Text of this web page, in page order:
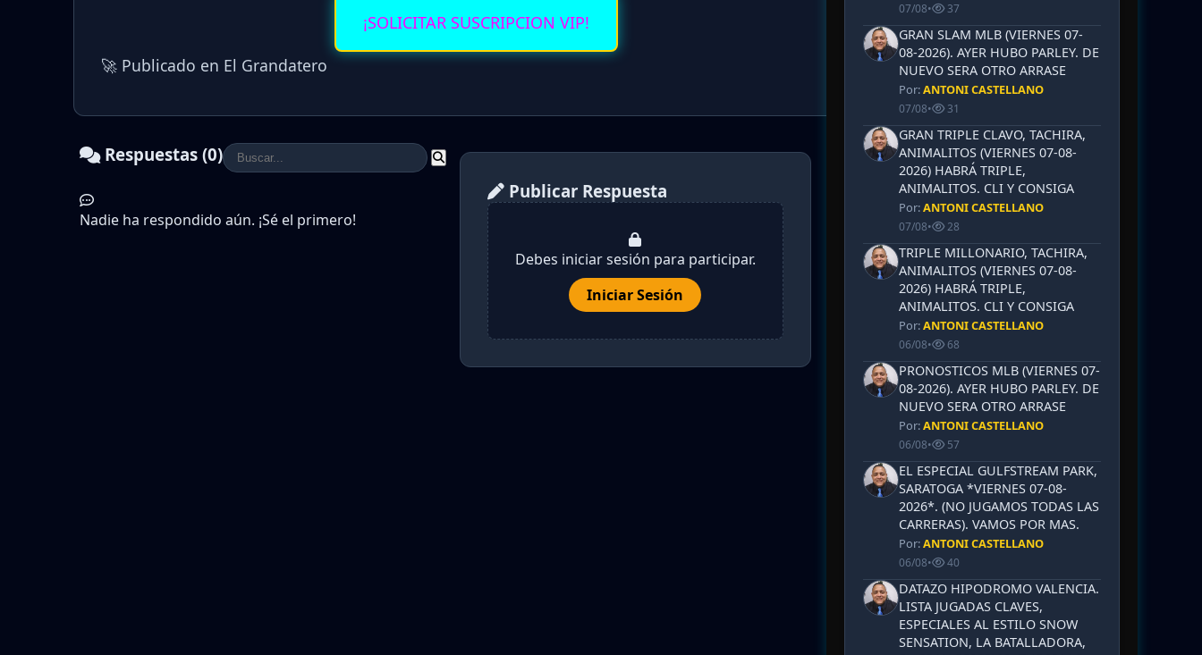
¡SOLICITAR SUSCRIPCION VIP!
🚀 Publicado en El Grandatero
Respuestas (0)
Nadie ha respondido aún. ¡Sé el primero!
Publicar Respuesta
Debes iniciar sesión para participar.
Iniciar Sesión
07/08• 37
GRAN SLAM MLB (VIERNES 07-
08-2026). AYER HUBO PARLEY. DE
NUEVO SERA OTRO ARRASE
Por:ANTONI CASTELLANO
07/08• 31
GRAN TRIPLE CLAVO, TACHIRA,
ANIMALITOS (VIERNES 07-08-
2026) HABRÁ TRIPLE,
ANIMALITOS. CLI Y CONSIGA
Por:ANTONI CASTELLANO
07/08• 28
TRIPLE MILLONARIO, TACHIRA,
ANIMALITOS (VIERNES 07-08-
2026) HABRÁ TRIPLE,
ANIMALITOS. CLI Y CONSIGA
Por:ANTONI CASTELLANO
06/08• 68
PRONOSTICOS MLB (VIERNES 07-
08-2026). AYER HUBO PARLEY. DE
NUEVO SERA OTRO ARRASE
Por:ANTONI CASTELLANO
06/08• 57
EL ESPECIAL GULFSTREAM PARK,
SARATOGA *VIERNES 07-08-
2026*. (NO JUGAMOS TODAS LAS
CARRERAS). VAMOS POR MAS.
Por:ANTONI CASTELLANO
06/08• 40
DATAZO HIPODROMO VALENCIA.
LISTA JUGADAS CLAVES,
ESPECIALES AL ESTILO SNOW
SENSATION, LA BATALLADORA,